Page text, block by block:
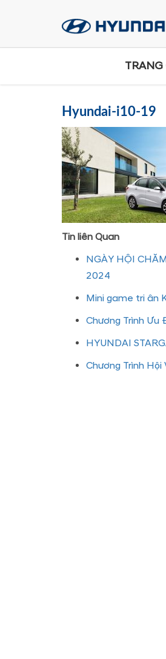
TRANG
Hyundai-i10-19
Tin liên Quan
NGÀY HỘI
2024
Mini game tri ân
Chương Trình Ưu
HYUNDAI
Chương Trình